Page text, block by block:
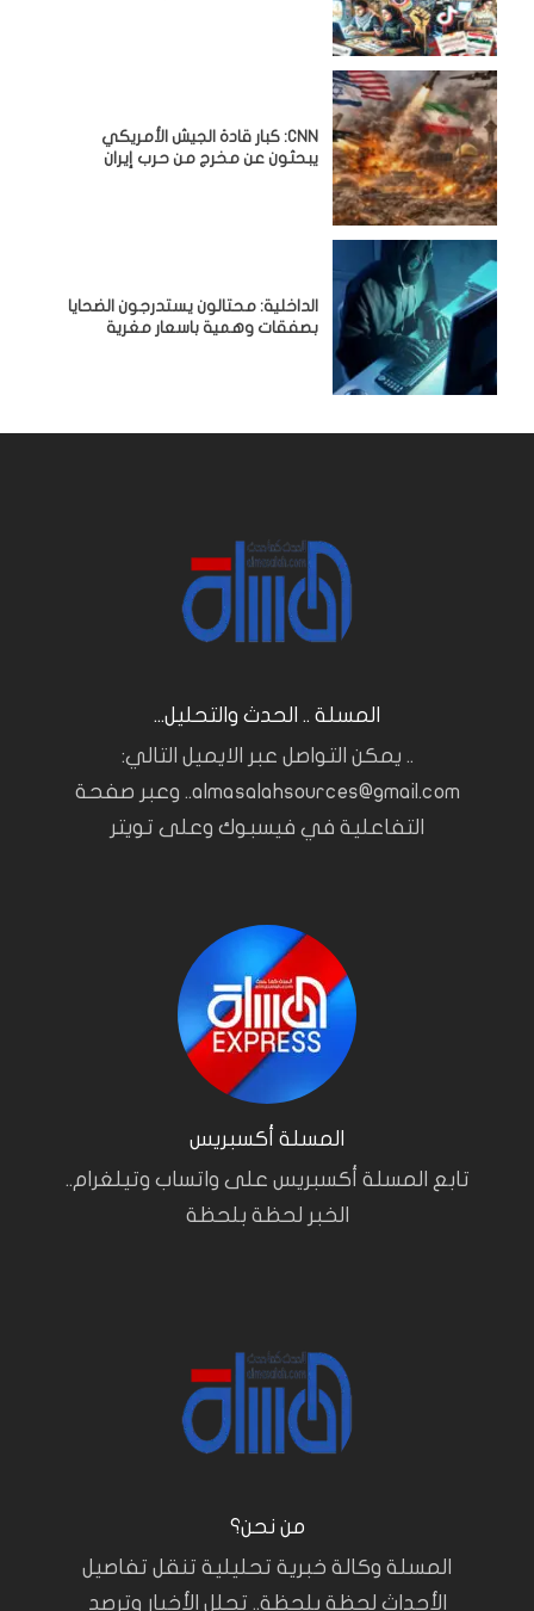
CNN: كبار قادة الجيش الأمريكي
يبحثون عن مخرج من حرب إيران
الداخلية: محتالون يستدرجون الضحايا
بصفقات وهمية باسعار مغرية
المسلة .. الحدث والتحليل...
.. يمكن التواصل عبر الايميل التالي:
almasalahsources@gmail.com.. وعبر صفحة
التفاعلية في فيسبوك وعلى تويتر
المسلة أكسبريس
تابع المسلة أكسبريس على واتساب وتيلغرام..
الخبر لحظة بلحظة
من نحن؟
المسلة وكالة خبرية تحليلية تنقل تفاصيل
الأحداث لحظة بلحظة.. تحلل الأخبار وترصد